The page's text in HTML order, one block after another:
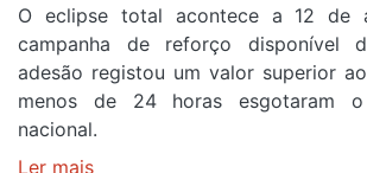
primeira
etapa
da
87ª
Volta
O eclipse total acontece a 12 de
campanha de reforço disponível
adesão registou um valor superior
menos de 24 horas esgotaram
nacional.
Ler mais